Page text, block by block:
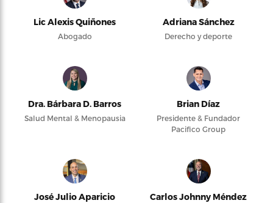
Lic Alexis Quiñones
Abogado
Adriana Sánchez
Derecho y deporte
Dra. Bárbara D. Barros
Salud Mental & Menopausia
Brian Díaz
Presidente & Fundador
Pacifico Group
José Julio Aparicio
Carlos Johnny Méndez